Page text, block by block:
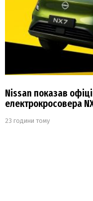
Nissan показав
електрокросовера
23 години тому